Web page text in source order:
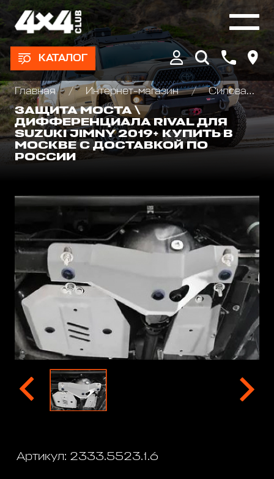
КАТАЛОГ
Главная Интернет-магазин
Силовая защита днища для внедорожников
ЗАЩИТА МОСТА \
ДИФФЕРЕНЦИАЛА RIVAL ДЛЯ
SUZUKI JIMNY 2019+ КУПИТЬ В
МОСКВЕ С ДОСТАВКОЙ ПО
РОССИИ
Артикул: 2333.5523.1.6